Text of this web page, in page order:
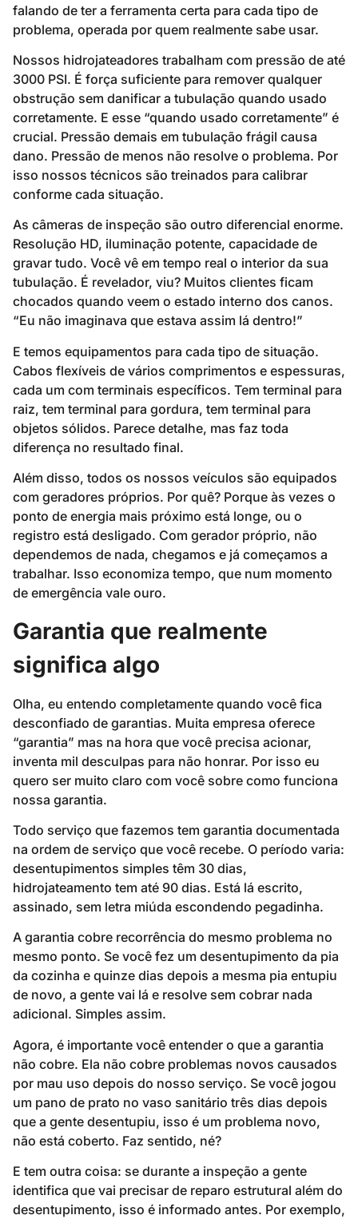
falando de ter a ferramenta certa para cada tipo de
problema, operada por quem realmente sabe usar.
Nossos hidrojateadores trabalham com pressão de até
3000 PSI. É força suficiente para remover qualquer
obstrução sem danificar a tubulação quando usado
corretamente. E esse “quando usado corretamente” é
crucial. Pressão demais em tubulação frágil causa
dano. Pressão de menos não resolve o problema. Por
isso nossos técnicos são treinados para calibrar
conforme cada situação.
As câmeras de inspeção são outro diferencial enorme.
Resolução HD, iluminação potente, capacidade de
gravar tudo. Você vê em tempo real o interior da sua
tubulação. É revelador, viu? Muitos clientes ficam
chocados quando veem o estado interno dos canos.
“Eu não imaginava que estava assim lá dentro!”
E temos equipamentos para cada tipo de situação.
Cabos flexíveis de vários comprimentos e espessuras,
cada um com terminais específicos. Tem terminal para
raiz, tem terminal para gordura, tem terminal para
objetos sólidos. Parece detalhe, mas faz toda
diferença no resultado final.
Além disso, todos os nossos veículos são equipados
com geradores próprios. Por quê? Porque às vezes o
ponto de energia mais próximo está longe, ou o
registro está desligado. Com gerador próprio, não
dependemos de nada, chegamos e já começamos a
trabalhar. Isso economiza tempo, que num momento
de emergência vale ouro.
Garantia que realmente
significa algo
Olha, eu entendo completamente quando você fica
desconfiado de garantias. Muita empresa oferece
“garantia” mas na hora que você precisa acionar,
inventa mil desculpas para não honrar. Por isso eu
quero ser muito claro com você sobre como funciona
nossa garantia.
Todo serviço que fazemos tem garantia documentada
na ordem de serviço que você recebe. O período varia:
desentupimentos simples têm 30 dias,
hidrojateamento tem até 90 dias. Está lá escrito,
assinado, sem letra miúda escondendo pegadinha.
A garantia cobre recorrência do mesmo problema no
mesmo ponto. Se você fez um desentupimento da pia
da cozinha e quinze dias depois a mesma pia entupiu
de novo, a gente vai lá e resolve sem cobrar nada
adicional. Simples assim.
Agora, é importante você entender o que a garantia
não cobre. Ela não cobre problemas novos causados
por mau uso depois do nosso serviço. Se você jogou
um pano de prato no vaso sanitário três dias depois
que a gente desentupiu, isso é um problema novo,
não está coberto. Faz sentido, né?
E tem outra coisa: se durante a inspeção a gente
identifica que vai precisar de reparo estrutural além do
desentupimento, isso é informado antes. Por exemplo,